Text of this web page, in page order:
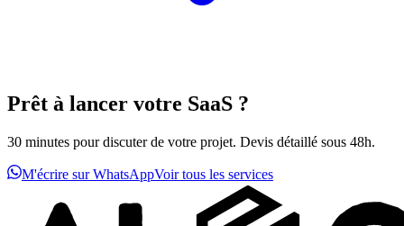
Prêt à lancer votre SaaS ?
30 minutes pour discuter de votre projet. Devis détaillé sous 48h.
M'écrire sur WhatsAppVoir tous les services